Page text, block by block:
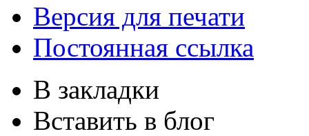
Версия для печати
Постоянная ссылка
В закладки
Вставить в блог